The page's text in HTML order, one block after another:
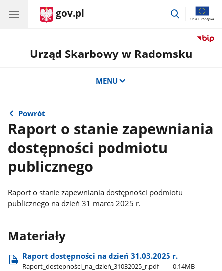
gov.pl
przejdź
Urząd Skarbowy w Radomsku
MENU
Powrót
Raport o stanie zapewniania
dostępności podmiotu
publicznego
Raport o stanie zapewniania dostępności podmiotu
publicznego na dzień 31 marca 2025 r.
Materiały
Raport dostępności na dzień 31.03.2025 r.
Raport​_dostępności​_na​_dzień​_31032025​_r.pdf 0.14MB